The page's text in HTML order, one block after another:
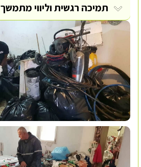
תמיכה רגשית וליווי מתמשך